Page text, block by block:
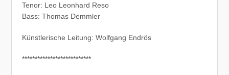
Tenor: Leo Leonhard Reso
Bass: Thomas Demmler
Künstlerische Leitung: Wolfgang Endrös
***************************